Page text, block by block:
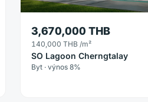
3,670,000 THB
140,000 THB /m²
SO Lagoon Cherngtalay
Byt · výnos 8%